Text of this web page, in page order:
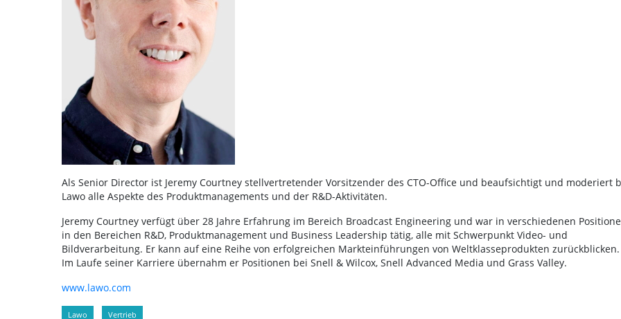
Als Senior Director ist Jeremy Courtney stellvertretender Vorsitzender des CTO-Office und beaufsichtigt und moderiert
Lawo alle Aspekte des Produktmanagements und der R&D-Aktivitäten.
Jeremy Courtney verfügt über 28 Jahre Erfahrung im Bereich Broadcast Engineering und war in verschiedenen
in den Bereichen R&D, Produktmanagement und Business Leadership tätig, alle mit Schwerpunkt Video- und
Bildverarbeitung. Er kann auf eine Reihe von erfolgreichen Markteinführungen von Weltklasseprodukten zurückblicken.
Im Laufe seiner Karriere übernahm er Positionen bei Snell & Wilcox, Snell Advanced Media und Grass Valley.
www.lawo.com
Lawo Vertrieb